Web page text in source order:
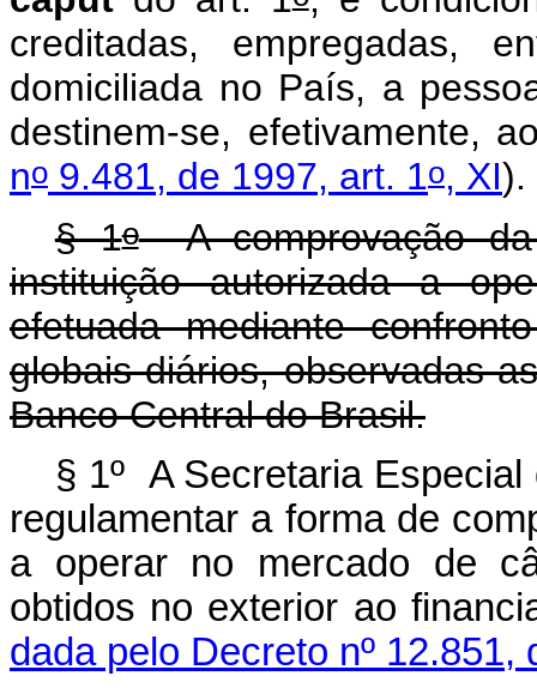
creditadas, empregadas,
domiciliada no País, a
destinem-se, efetivamente,
no 9.481, de 1997, art. 1o, XI).
§ 1oA comprovação
instituição autorizada a
efetuada mediante
globais diários, observadas
Banco Central do Brasil.
§ 1º A Secretaria
regulamentar a forma de
a operar no mercado de
obtidos no exterior ao
dada pelo Decreto nº 12.851,